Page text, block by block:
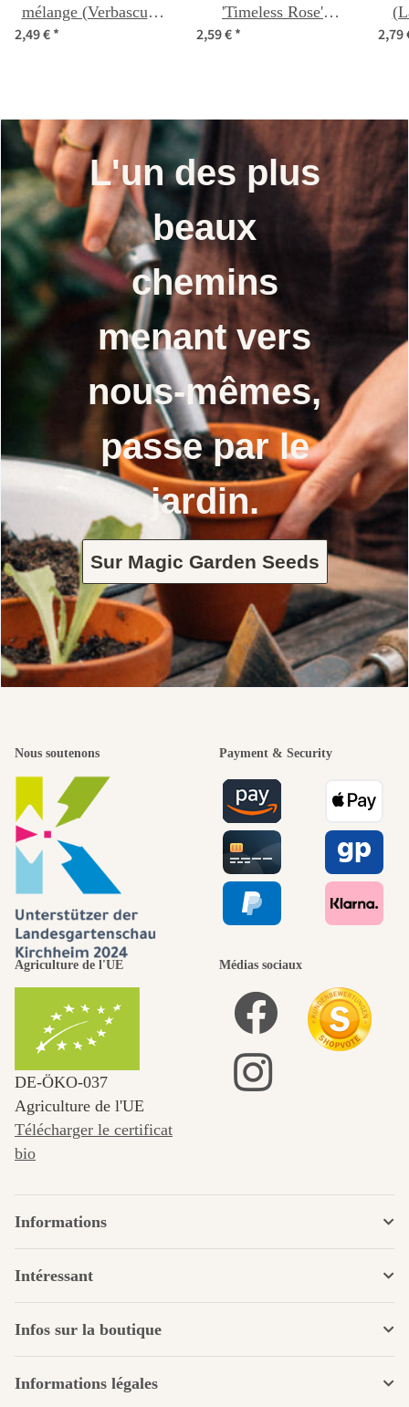
mélange (Verbascum
phoeniceum) graines
2,49 €*
'Timeless Rose'
(Helipterum
2,59 €* 2,79
L'un des plus
beaux
chemins
menant vers
nous-mêmes,
passe par le
jardin.
Sur Magic Garden Seeds
Nous soutenons Payment & Security
Agriculture de l'UE
DE‑ÖKO‑037
Agriculture de l'UE
Télécharger le certificat
bio
Médias sociaux
Informations
Intéressant
Infos sur la boutique
Informations légales